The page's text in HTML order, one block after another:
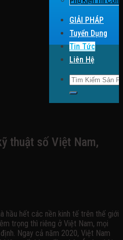
GIẢI PHÁP
Tuyển Dụng
Tin Tức
Liên Hệ
Search for:
thuật số Việt Nam,
hầu hết các nền kinh tế trên thế giới
trọng thì riêng ở Việt Nam, mọi
Ngay cả năm 2020, Việt Nam